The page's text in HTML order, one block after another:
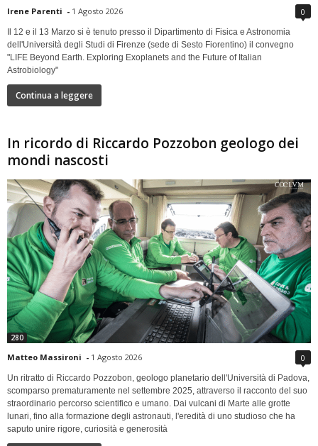
Irene Parenti - 1 Agosto 2026 0
Il 12 e il 13 Marzo si è tenuto presso il Dipartimento di Fisica e Astronomia
dell'Università degli Studi di Firenze (sede di Sesto Fiorentino) il convegno
"LIFE Beyond Earth. Exploring Exoplanets and the Future of Italian
Astrobiology"
Continua a leggere
In ricordo di Riccardo Pozzobon geologo dei
mondi nascosti
280
Matteo Massironi - 1 Agosto 2026 0
Un ritratto di Riccardo Pozzobon, geologo planetario dell'Università di Padova,
scomparso prematuramente nel settembre 2025, attraverso il racconto del suo
straordinario percorso scientifico e umano. Dai vulcani di Marte alle grotte
lunari, fino alla formazione degli astronauti, l'eredità di uno studioso che ha
saputo unire rigore, curiosità e generosità